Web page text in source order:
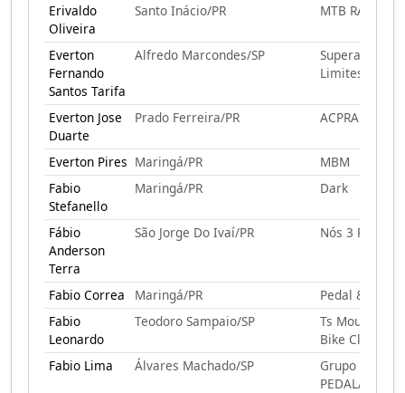
Erivaldo
Oliveira
Santo Inácio/PR MTB RAIZES
Everton
Fernando
Santos Tarifa
Alfredo Marcondes/SP
Superando
Limites
Everton Jose
Duarte
Prado Ferreira/PR ACPRAFER
Everton Pires Maringá/PR
MBM
Fabio
Stefanello
Maringá/PR Dark
Fábio
Anderson
Terra
São Jorge Do Ivaí/PR Nós 3 Pebas
Fabio Correa Maringá/PR
Pedal & Gole
Fabio
Leonardo
Teodoro Sampaio/SP
Ts Mountain
Bike Club
Fabio Lima
Álvares Machado/SP
Grupo
PEDALADA